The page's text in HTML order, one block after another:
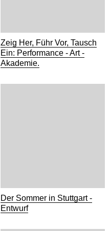
Zeig Her, Führ Vor, Tausch
Ein: Performance - Art -
Akademie.
Der Sommer in Stuttgart -
Entwurf